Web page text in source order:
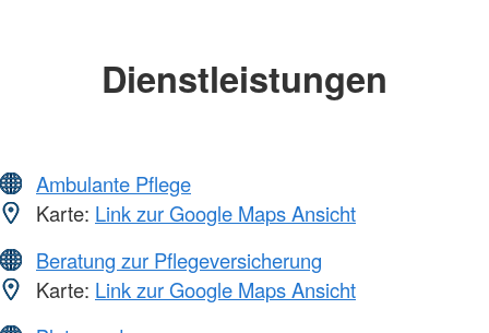
Dienstleistungen
Ambulante Pflege
Karte: Link zur Google Maps Ansicht
Beratung zur Pflegeversicherung
Karte: Link zur Google Maps Ansicht